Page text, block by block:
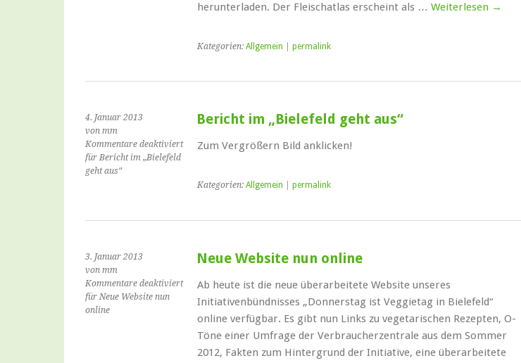
herunterladen. Der Fleischatlas erscheint als … Weiterlesen →
Kategorien: Allgemein permalink
4. Januar 2013
von mm
Kommentare deaktiviert
für Bericht im „Bielefeld
geht aus“
Bericht im „Bielefeld geht aus“
Zum Vergrößern Bild anklicken!
Kategorien: Allgemein permalink
3. Januar 2013
von mm
Kommentare deaktiviert
für Neue Website nun
online
Neue Website nun online
Ab heute ist die neue überarbeitete Website unseres
Initiativenbündnisses „Donnerstag ist Veggietag in Bielefeld“
online verfügbar. Es gibt nun Links zu vegetarischen Rezepten, O-
Töne einer Umfrage der Verbraucherzentrale aus dem Sommer
2012, Fakten zum Hintergrund der Initiative, eine überarbeitete